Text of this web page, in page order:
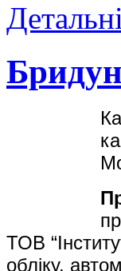
ТОВ
обліку,